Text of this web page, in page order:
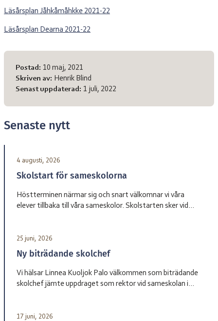
Läsårsplan Jåhkåmåhkke 2021-22
Läsårsplan Dearna 2021-22
Meta-information
Postad: 10 maj, 2021
Skriven av: Henrik Blind
Senast uppdaterad: 1 juli, 2022
Senaste nytt
4 augusti, 2026
Skolstart för sameskolorna
Höstterminen närmar sig och snart välkomnar vi våra
elever tillbaka till våra sameskolor. Skolstarten sker vid
Jåhkåmåhkke 20 augusti Vårdnadshavare får information
från respektive skola om tider för första skoldagen och
annan praktisk information inför terminsstarten. Vi ser
fram […]
25 juni, 2026
Ny biträdande skolchef
Vi hälsar Linnea Kuoljok Palo välkommen som biträdande
skolchef jämte uppdraget som rektor vid sameskolan i
17 juni, 2026